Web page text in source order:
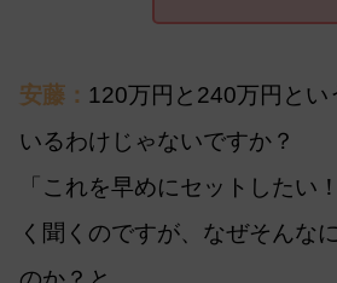
安藤： 120万円と240万円とい
いるわけじゃないですか？
「これを早めにセットしたい
く聞くのですが、なぜそんな